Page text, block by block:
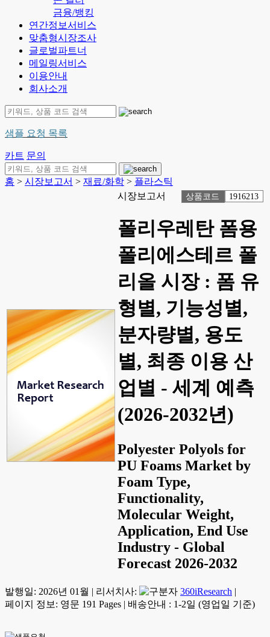
금융/뱅킹
연간정보서비스
맞춤형시장조사
글로벌파트너
메일링서비스
이용안내
회사소개
샘플 요청 목록
카트 문의
홈 > 시장보고서 > 재료/화학 > 플라스틱
시장보고서
상품코드 1916213
폴리우레탄 폼용
폴리에스테르 폴
리올 시장 : 폼 유
형별, 기능성별,
분자량별, 용도
별, 최종 이용 산
업별 - 세계 예측
(2026-2032년)
Polyester Polyols for
PU Foams Market by
Foam Type,
Functionality,
Molecular Weight,
Application, End Use
Industry - Global
Forecast 2026-2032
발행일: 2026년 01월 | 리서치사: 360iResearch |
페이지 정보: 영문 191 Pages | 배송안내 : 1-2일 (영업일 기준)